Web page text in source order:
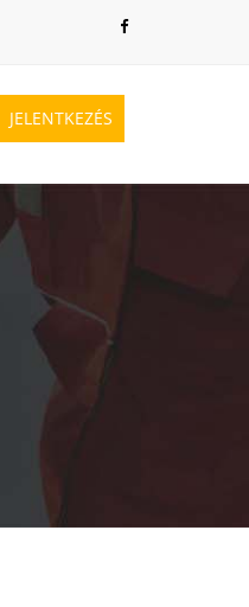
JELENTKEZÉS